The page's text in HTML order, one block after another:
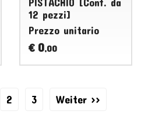
12 pezzi]
Prezzo unitario
€ 0,00
2 3 Weiter >>